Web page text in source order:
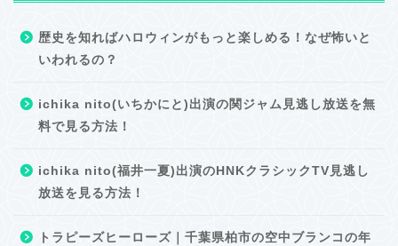
歴史を知ればハロウィンがもっと楽しめる！なぜ怖いと
いわれるの？
ichika nito(いちかにと)出演の関ジャム見逃し放送を無
料で見る方法！
ichika nito(福井一夏)出演のHNKクラシックTV見逃し
放送を見る方法！
トラピーズヒーローズ｜千葉県柏市の空中ブランコの年